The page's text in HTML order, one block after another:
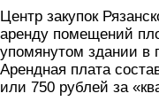
Центр закупок
аренду помещений
упомянутом здании в
Арендная плата
или 750 рублей за